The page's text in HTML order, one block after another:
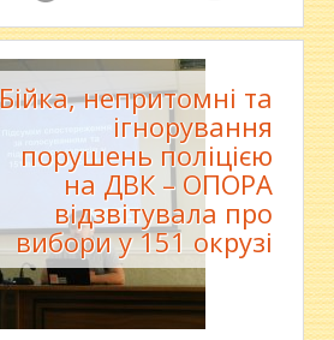
непритомні та
ігнорування
порушень поліцією
на ДВК – ОПОРА
відзвітувала про
вибори у 151 окрузі